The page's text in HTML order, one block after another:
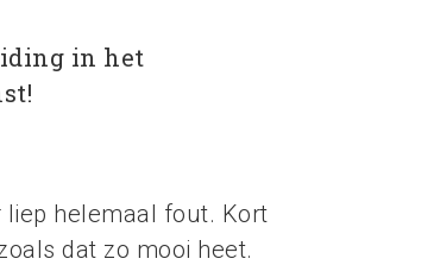
in het
liep helemaal fout. Kort
dat zo mooi heet.